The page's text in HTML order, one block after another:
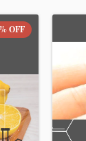
OFF